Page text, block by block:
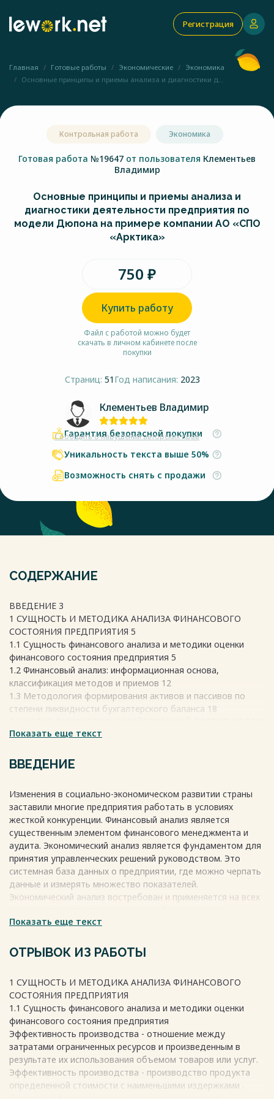
Регистрация
Главная Готовые работы Экономические
Экономика
Основные принципы и приемы анализа и диагностики д...
Контрольная работа Экономика
Готовая работа №19647 от пользователя Клементьев
Владимир
Основные принципы и приемы анализа и
диагностики деятельности предприятия по
модели Дюпона на примере компании АО «СПО
«Арктика»
750 ₽
Купить работу
Файл с работой можно будет
скачать в личном кабинете после
покупки
Страниц: 51 Год написания: 2023
Клементьев Владимир
Сообщить о нарушении авторских прав
Гарантия безопасной покупки
Уникальность текста выше 50%
Возможность снять с продажи
СОДЕРЖАНИЕ
ВВЕДЕНИЕ 3
1 СУЩНОСТЬ И МЕТОДИКА АНАЛИЗА ФИНАНСОВОГО
СОСТОЯНИЯ ПРЕДПРИЯТИЯ 5
1.1 Сущность финансового анализа и методики оценки
финансового состояния предприятия 5
1.2 Финансовый анализ: информационная основа,
классификация методов и приемов 12
1.3 Методология формирования активов и пассивов по
степени ликвидности бухгалтерского баланса 18
ПРЕДПРИЯТИЯ НА ПРИМЕРЕ АО «СПО «АРКТИКА» 25
2.2 Оценка имущественного состояния на примере
организации АО «СПО «Арктика» 28
платежеспособности 31
2.4 Анализ показателей характеризующие финансовую
устойчивость 33
2.5 Анализ прибыли и рентабельности 35
2.6 Мероприятия по улучшению платежеспособности
бухгалтерского баланса и оценка финансовой
эффективности мероприятий 37
ЗАКЛЮЧЕНИЕ 44
СПИСОК ИСПОЛЬЗОВАННЫХ ИСТОЧНИКОВ 47
Весь текст будет доступен после покупки
Показать еще текст
ВВЕДЕНИЕ
Изменения в социально-экономическом развитии страны
заставили многие предприятия работать в условиях
жесткой конкуренции. Финансовый анализ является
существенным элементом финансового менеджмента и
аудита. Экономический анализ является фундаментом для
принятия управленческих решений руководством. Это
системная база данных о предприятии, где можно черпать
данные и измерять множество показателей.
Экономический анализ востребован и применяется на всех
финансово-хозяйственной деятельности. Это абстрактный
Данная работа актуальна, так как в ней на практике
хозяйственного состояния предприятия и запаса
финансовой прочности предприятия.
Показателем эффективности организации выступает
рентабельность. В принятии решений по инвестиции, по
снижению издержек и объемам производства
используются показатели рентабельности капитала,
издержек и продаж.
Целью работы является: изучение анализа финансовой
деятельности АО «СПО «Арктика».
Показать еще текст
ОТРЫВОК ИЗ РАБОТЫ
1 СУЩНОСТЬ И МЕТОДИКА АНАЛИЗА ФИНАНСОВОГО
СОСТОЯНИЯ ПРЕДПРИЯТИЯ
1.1 Сущность финансового анализа и методики оценки
финансового состояния предприятия
Эффективность производства - отношение между
затратами ограниченных ресурсов и произведенным в
результате их использования объемом товаров или услуг.
Эффективность производства - производство продукта
определенной стоимости с наименьшими издержками .